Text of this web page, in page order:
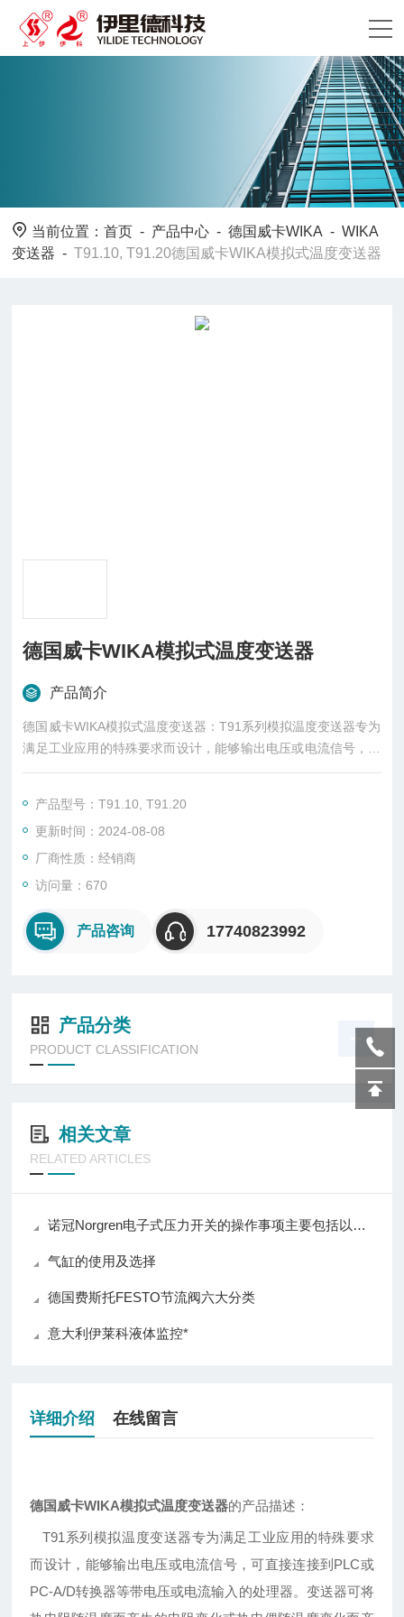
当前位置：首页 - 产品中心 -德国威卡WIKA -WIKA
变送器 -T91.10, T91.20德国威卡WIKA模拟式温度变送器
德国威卡WIKA模拟式温度变送器
产品简介
德国威卡WIKA模拟式温度变送器：T91系列模拟温度变送器专为
满足工业应用的特殊要求而设计，能够输出电压或电流信号，可
直接连接到PLC或PC-A/D转换器等带电压或电流输入的处理器。
产品型号：T91.10, T91.20
更新时间：2024-08-08
厂商性质：经销商
访问量：670
产品咨询 17740823992
产品分类
PRODUCT CLASSIFICATION
相关文章
RELATED ARTICLES
诺冠Norgren电子式压力开关的操作事项主要包括以下几个方面
气缸的使用及选择
德国费斯托FESTO节流阀六大分类
意大利伊莱科液体监控*
详细介绍 在线留言
德国威卡WIKA模拟式温度变送器的产品描述：
T91系列模拟温度变送器专为满足工业应用的特殊要求
而设计，能够输出电压或电流信号，可直接连接到PLC或
PC-A/D转换器等带电压或电流输入的处理器。变送器可将